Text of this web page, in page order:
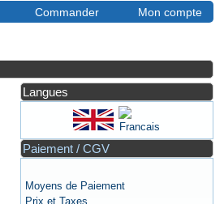
Commander Mon compte
Langues
Paiement / CGV
Moyens de Paiement
Prix et Taxes